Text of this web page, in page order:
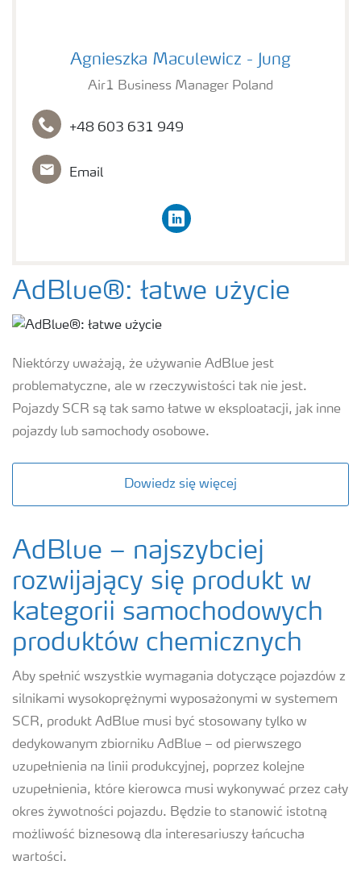
Agnieszka Maculewicz - Jung
Air1 Business Manager Poland
+48 603 631 949
Email
linkedin
AdBlue®: łatwe użycie
Niektórzy uważają, że używanie AdBlue jest
problematyczne, ale w rzeczywistości tak nie jest.
Pojazdy SCR są tak samo łatwe w eksploatacji, jak inne
pojazdy lub samochody osobowe.
Dowiedz się więcej
AdBlue – najszybciej
rozwijający się produkt w
kategorii samochodowych
produktów chemicznych
Aby spełnić wszystkie wymagania dotyczące pojazdów z
silnikami wysokoprężnymi wyposażonymi w systemem
SCR, produkt AdBlue musi być stosowany tylko w
dedykowanym zbiorniku AdBlue – od pierwszego
uzupełnienia na linii produkcyjnej, poprzez kolejne
uzupełnienia, które kierowca musi wykonywać przez cały
okres żywotności pojazdu. Będzie to stanowić istotną
możliwość biznesową dla interesariuszy łańcucha
wartości.